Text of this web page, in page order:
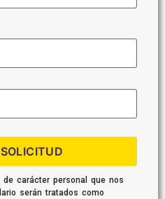
carácter personal que nos
serán tratados como